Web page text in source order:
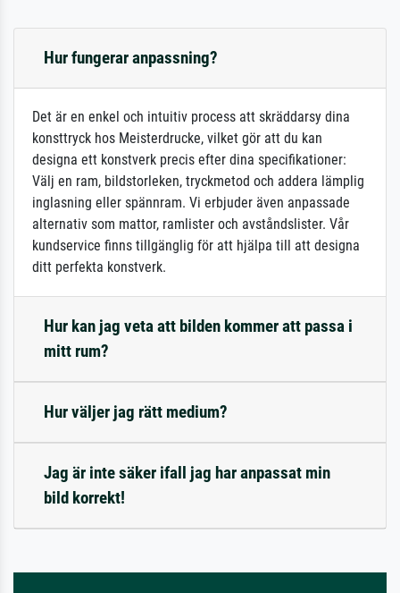
Hur fungerar anpassning?
Det är en enkel och intuitiv process att skräddarsy dina
konsttryck hos Meisterdrucke, vilket gör att du kan
designa ett konstverk precis efter dina specifikationer:
Välj en ram, bildstorleken, tryckmetod och addera lämplig
inglasning eller spännram. Vi erbjuder även anpassade
alternativ som mattor, ramlister och avståndslister. Vår
kundservice finns tillgänglig för att hjälpa till att designa
ditt perfekta konstverk.
Hur kan jag veta att bilden kommer att passa i
mitt rum?
Hur väljer jag rätt medium?
Jag är inte säker ifall jag har anpassat min
bild korrekt!